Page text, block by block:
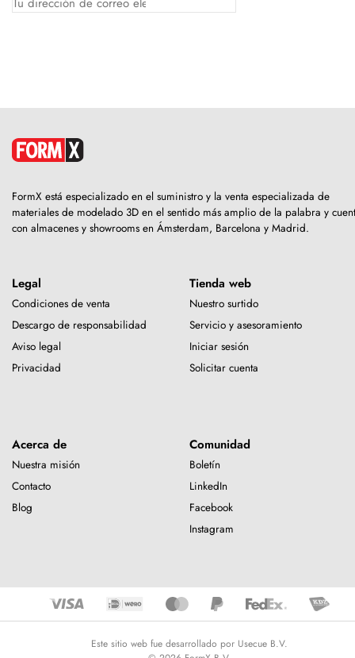
FormX está especializado en el suministro y la venta especializada de
materiales de modelado 3D en el sentido más amplio de la palabra y
con almacenes y showrooms en Ámsterdam, Barcelona y Madrid.
Legal
Condiciones de venta
Descargo de responsabilidad
Aviso legal
Privacidad
Tienda web
Nuestro surtido
Servicio y asesoramiento
Iniciar sesión
Solicitar cuenta
Acerca de
Nuestra misión
Contacto
Blog
Comunidad
Boletín
LinkedIn
Facebook
Instagram
Este sitio web fue desarrollado por Usecue B.V.